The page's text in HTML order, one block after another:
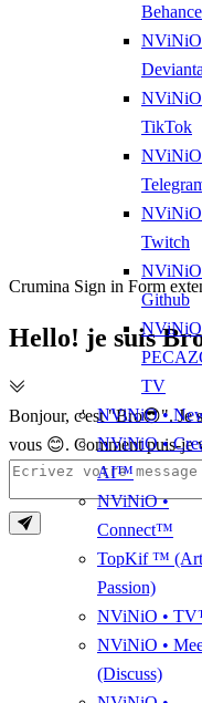
Crumina Sign in Form
Hello! je suis
Bonjour, c'est "Bro😎". Je
vous 😊. Comment puis-je
Behance
TikTok
Twitch
Github
TV
NViNiO •
NViNiO •
AI™
NViNiO •
Connect™
TopKif ™
Passion)
NViNiO •
NViNiO •
(Discuss)